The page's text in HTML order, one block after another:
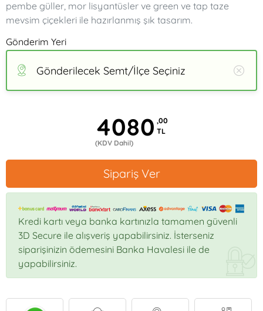
pembe güller, mor lisyantüsler ve green ve tap taze
mevsim çiçekleri ile hazırlanmış şık tasarım.
Gönderim Yeri
Gönderilecek Semt/İlçe Seçiniz
4080 ,00
TL
(KDV Dahil)
Sipariş Ver
Kredi kartı veya banka kartınızla tamamen güvenli
3D Secure ile alışveriş yapabilirsiniz. İsterseniz
siparişinizin ödemesini Banka Havalesi ile de
yapabilirsiniz.